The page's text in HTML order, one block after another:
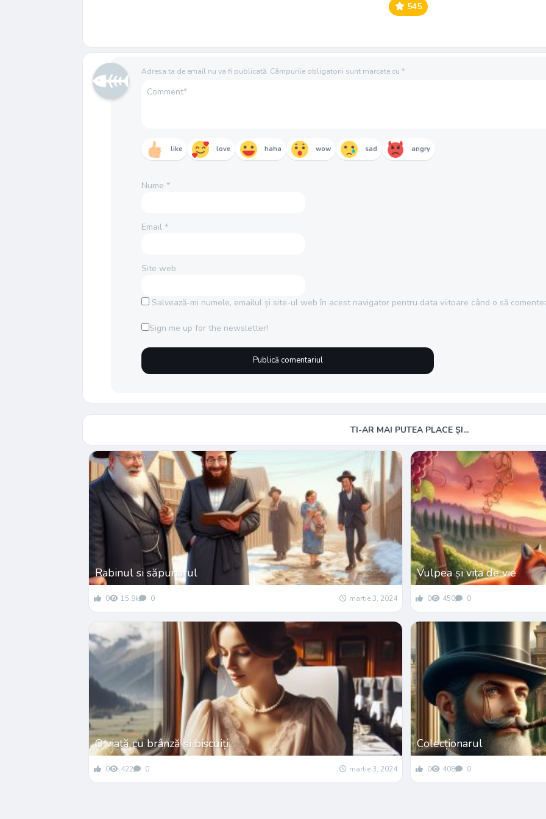
545
Adresa ta de email nu va fi publicată. Câmpurile obligatorii sunt marcate cu*
like love haha wow sad angry
Nume*
Email*
Site web
Salvează-mi numele, emailul și site-ul web în acest navigator pentru data viitoare când o să
Sign me up for the newsletter!
TI-AR MAI PUTEA PLACE ȘI...
Rabinul si săpunarul
0 15.9k 0 martie 3, 2024
Vulpea și vița de vie
0 450 0
O viață cu brânză și biscuiți
0 422 0 martie 3, 2024
Colecționarul
0 408 0